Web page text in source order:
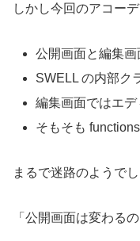
しかし今回のアコー
公開画面と編集
SWELL の内部ク
編集画面ではエ
そもそも
まるで迷路のようでし
「公開画面は変わる